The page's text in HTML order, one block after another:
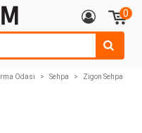
0
Odası > Sehpa >
Zigon Sehpa